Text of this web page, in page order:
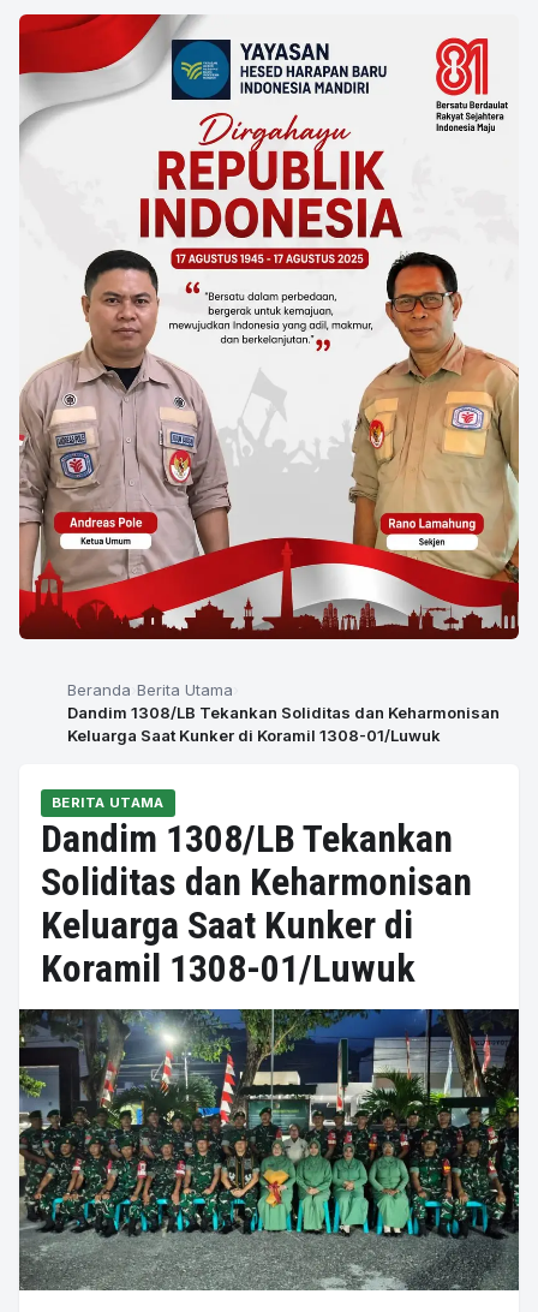
Beranda Berita Utama
Dandim 1308/LB Tekankan Soliditas dan Keharmonisan
Keluarga Saat Kunker di Koramil 1308-01/Luwuk
BERITA UTAMA
Dandim 1308/LB Tekankan
Soliditas dan Keharmonisan
Keluarga Saat Kunker di
Koramil 1308-01/Luwuk